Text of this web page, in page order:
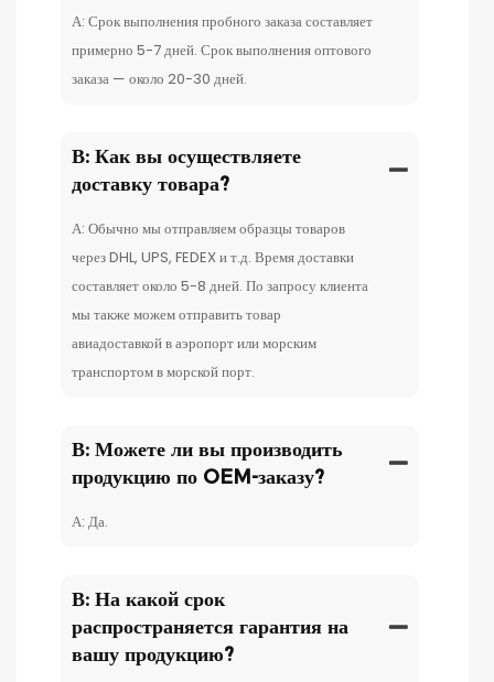
А: Срок выполнения пробного заказа составляет
примерно 5-7 дней. Срок выполнения оптового
заказа — около 20-30 дней.
В: Как вы осуществляете
доставку товара?
А: Обычно мы отправляем образцы товаров
через DHL, UPS, FEDEX и т.д. Время доставки
составляет около 5-8 дней. По запросу клиента
мы также можем отправить товар
авиадоставкой в ​​аэропорт или морским
транспортом в морской порт.
В: Можете ли вы производить
продукцию по OEM-заказу?
А: Да.
В: На какой срок
распространяется гарантия на
вашу продукцию?